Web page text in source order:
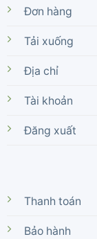
Đơn hàng
Tải xuống
Địa chỉ
Tài khoản
Đăng xuất
Thanh toán
Bảo hành